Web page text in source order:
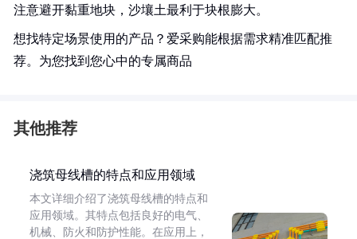
注意避开黏重地块，沙壤土最利于块根膨大。
想找特定场景使用的产品？爱采购能根据需求精准匹配推
荐。为您找到您心中的专属商品
其他推荐
浇筑母线槽的特点和应用领域
本文详细介绍了浇筑母线槽的特点和
应用领域。其特点包括良好的电气、
机械、防火和防护性能。在应用上，